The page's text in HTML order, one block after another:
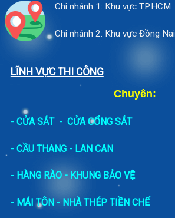
Chi nhánh 1: Khu vực TP.HCM
Chi nhánh 2: Khu vực Đồng Nai
LĨNH VỰC THI CÔNG
Chuyên:
- CỬA SẮT- CỬA CỔNG SẮT
- CẦU THANG - LAN CAN
- HÀNG RÀO - KHUNG BẢO VỆ
- MÁI TÔN - NHÀ THÉP TIỀN CHẾ